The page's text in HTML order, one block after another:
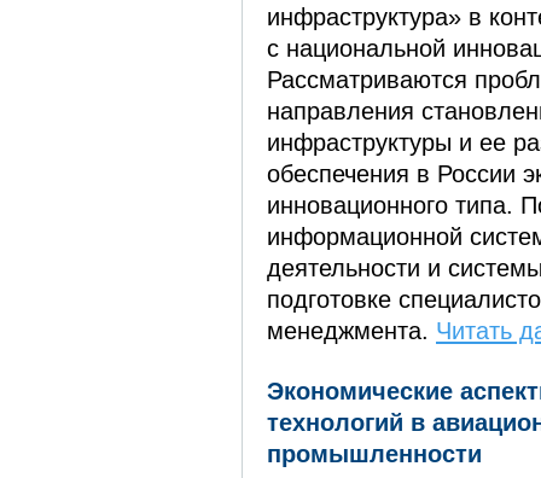
инфраструктура» в
с национальной
Рассматриваются
направления
инфраструктуры и ее
обеспечения в России
инновационного типа.
информационной
деятельности и
подготовке
менеджмента. Читать
Экономические
технологий в
промышленности